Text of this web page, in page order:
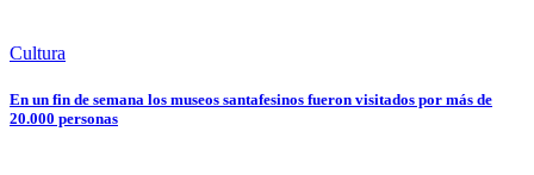
Cultura
En un fin de semana los museos santafesinos fueron visitados por más de
20.000 personas